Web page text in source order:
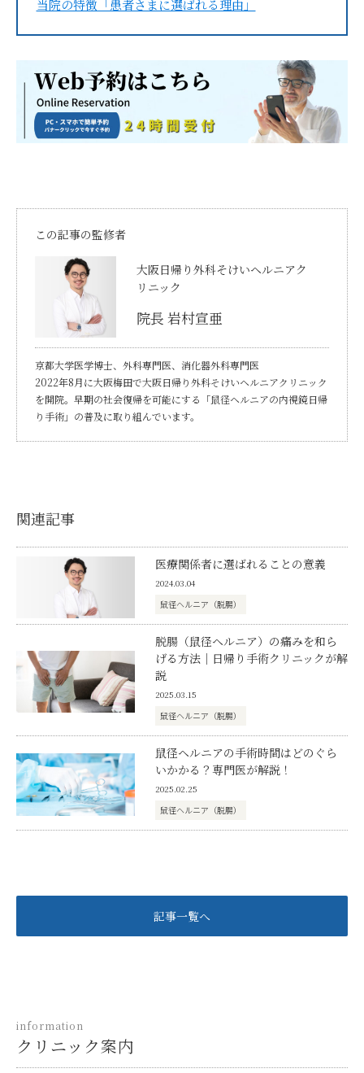
当院の特徴「患者さまに選ばれる理由」
この記事の監修者
大阪日帰り外科そけいヘルニアク
リニック
院長 岩村宣亜
京都大学医学博士、外科専門医、消化器外科専門医
2022年8月に大阪梅田で大阪日帰り外科そけいヘルニアクリニック
を開院。早期の社会復帰を可能にする「鼠径ヘルニアの内視鏡日帰
り手術」の普及に取り組んでいます。
関連記事
医療関係者に選ばれることの意義
2024.03.04
鼠径ヘルニア（脱腸）
脱腸（鼠径ヘルニア）の痛みを和ら
げる方法｜日帰り手術クリニックが解
説
2025.03.15
鼠径ヘルニア（脱腸）
鼠径ヘルニアの手術時間はどのぐら
いかかる？専門医が解説！
2025.02.25
鼠径ヘルニア（脱腸）
記事一覧へ
information
クリニック案内